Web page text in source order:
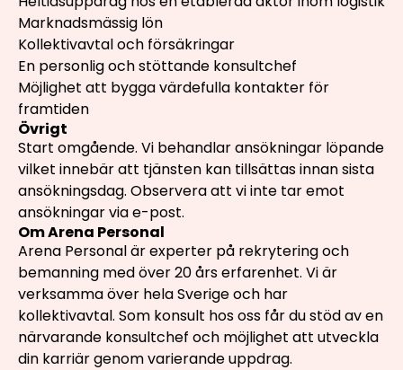
Marknadsmässig lön
Kollektivavtal och försäkringar
En personlig och stöttande konsultchef
Möjlighet att bygga värdefulla kontakter för
framtiden
Övrigt
Start omgående. Vi behandlar ansökningar löpande
vilket innebär att tjänsten kan tillsättas innan sista
ansökningsdag. Observera att vi inte tar emot
ansökningar via e-post.
Om Arena Personal
Arena Personal är experter på rekrytering och
bemanning med över 20 års erfarenhet. Vi är
verksamma över hela Sverige och har
kollektivavtal. Som konsult hos oss får du stöd av en
närvarande konsultchef och möjlighet att utveckla
din karriär genom varierande uppdrag.